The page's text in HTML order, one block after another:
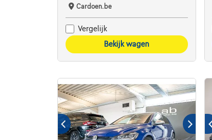
Cardoen.be
Vergelijk
Bekijk wagen